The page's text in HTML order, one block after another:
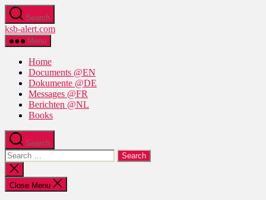
Skip
to
the
content
Search
ksb-alert.com
Menu
Home
Documents @EN
Dokumente @DE
Messages @FR
Berichten @NL
Books
Search
Search
for:
Close
search
Close Menu